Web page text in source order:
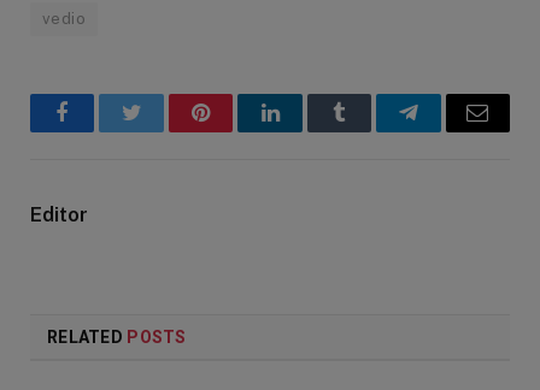
vedio
FacebookTwitter PinterestLinkedInTumblr TelegramEmail
Editor
RELATED POSTS